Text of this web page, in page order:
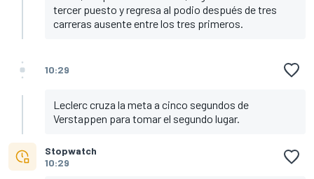
tercer puesto y regresa al podio después de tres
carreras ausente entre los tres primeros.
10:29
Leclerc cruza la meta a cinco segundos de
Verstappen para tomar el segundo lugar.
Stopwatch
10:29